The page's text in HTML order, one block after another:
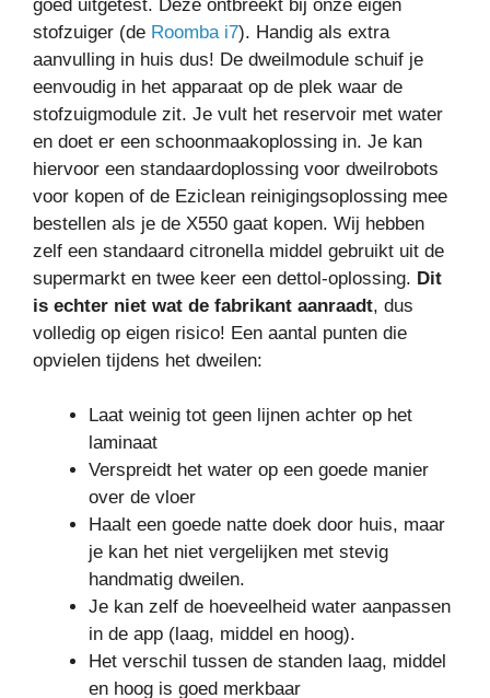
goed uitgetest. Deze ontbreekt bij onze eigen
stofzuiger (de Roomba i7). Handig als extra
aanvulling in huis dus! De dweilmodule schuif je
eenvoudig in het apparaat op de plek waar de
stofzuigmodule zit. Je vult het reservoir met water
en doet er een schoonmaakoplossing in. Je kan
hiervoor een standaardoplossing voor dweilrobots
voor kopen of de Eziclean reinigingsoplossing mee
bestellen als je de X550 gaat kopen. Wij hebben
zelf een standaard citronella middel gebruikt uit de
supermarkt en twee keer een dettol-oplossing. Dit
is echter niet wat de fabrikant aanraadt, dus
volledig op eigen risico! Een aantal punten die
opvielen tijdens het dweilen:
Laat weinig tot geen lijnen achter op het
laminaat
Verspreidt het water op een goede manier
over de vloer
Haalt een goede natte doek door huis, maar
je kan het niet vergelijken met stevig
handmatig dweilen.
Je kan zelf de hoeveelheid water aanpassen
in de app (laag, middel en hoog).
Het verschil tussen de standen laag, middel
en hoog is goed merkbaar